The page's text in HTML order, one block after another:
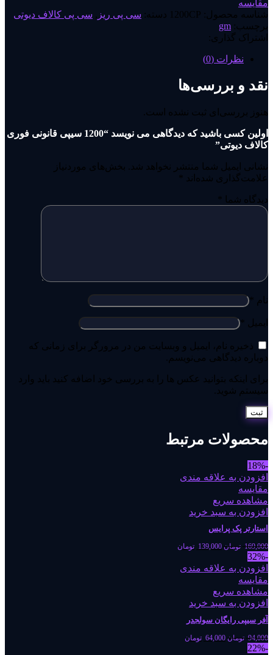
مقایسه
شناسه محصول: 1200CP دسته: سی پی ریز , سی پی کالاف دیوتی
برچسب: gm
اشتراک گذاری:
نظرات (0)
نقد و بررسی‌ها
هنوز بررسی‌ای ثبت نشده است.
اولین کسی باشید که دیدگاهی می نویسد “1200 سیپی قانونی فوری
کالاف دیوتی”
نشانی ایمیل شما منتشر نخواهد شد.
بخش‌های موردنیاز
علامت‌گذاری شده‌اند
دیدگاه شما
نام
ایمیل
ذخیره نام، ایمیل و وبسایت من در مرورگر برای زمانی که
دوباره دیدگاهی می‌نویسم.
برای اینکه بتوانید عکس ها را به بررسی خود اضافه کنید باید وارد
سیستم شوید.
محصولات مرتبط
-18%
افزودن به علاقه مندی
مقایسه
مشاهده سریع
افزودن به سبد خرید
استارتر پک پرایس
169,000 تومان 139,000 تومان
-32%
افزودن به علاقه مندی
مقایسه
مشاهده سریع
افزودن به سبد خرید
آفر سیپی رایگان سولجدر
94,000 تومان 64,000 تومان
-22%